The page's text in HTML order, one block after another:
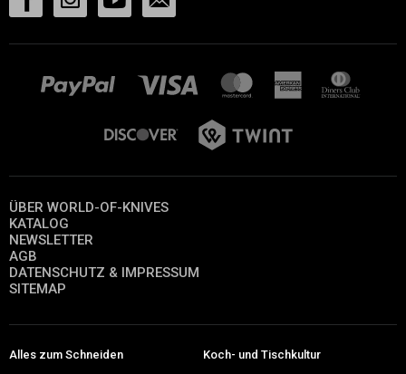
ÜBER WORLD-OF-KNIVES
KATALOG
NEWSLETTER
AGB
DATENSCHUTZ & IMPRESSUM
SITEMAP
Alles zum Schneiden Koch- und Tischkultur